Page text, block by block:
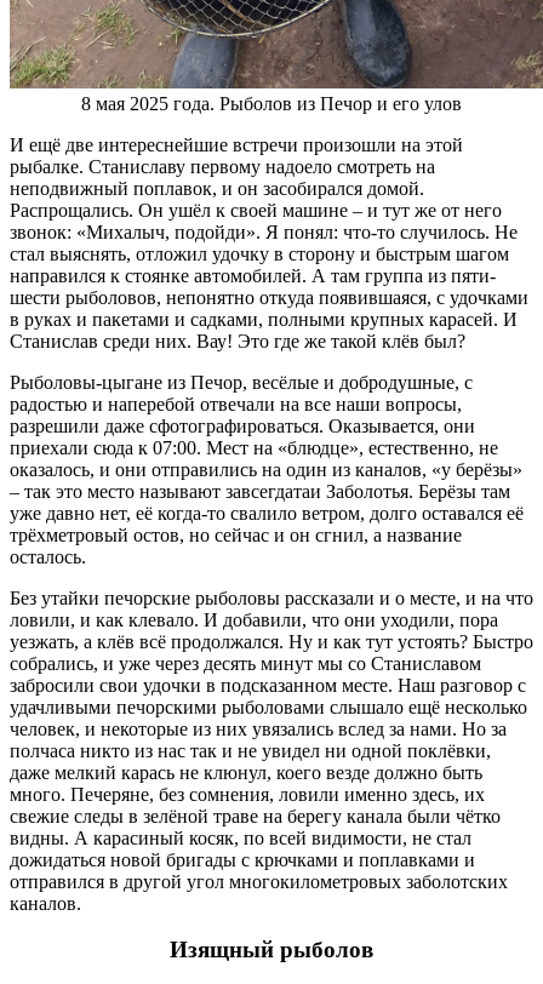
8 мая 2025 года. Рыболов из Печор и его улов
И ещё две интереснейшие встречи произошли на этой
рыбалке. Станиславу первому надоело смотреть на
неподвижный поплавок, и он засобирался домой.
Распрощались. Он ушёл к своей машине – и тут же от него
звонок: «Михалыч, подойди». Я понял: что-то случилось. Не
стал выяснять, отложил удочку в сторону и быстрым шагом
направился к стоянке автомобилей. А там группа из пяти-
шести рыболовов, непонятно откуда появившаяся, с удочками
в руках и пакетами и садками, полными крупных карасей. И
Станислав среди них. Вау! Это где же такой клёв был?
Рыболовы-цыгане из Печор, весёлые и добродушные, с
радостью и наперебой отвечали на все наши вопросы,
разрешили даже сфотографироваться. Оказывается, они
приехали сюда к 07:00. Мест на «блюдце», естественно, не
оказалось, и они отправились на один из каналов, «у берёзы»
– так это место называют завсегдатаи Заболотья. Берёзы там
уже давно нет, её когда-то свалило ветром, долго оставался её
трёхметровый остов, но сейчас и он сгнил, а название
осталось.
Без утайки печорские рыболовы рассказали и о месте, и на что
ловили, и как клевало. И добавили, что они уходили, пора
уезжать, а клёв всё продолжался. Ну и как тут устоять? Быстро
собрались, и уже через десять минут мы со Станиславом
забросили свои удочки в подсказанном месте. Наш разговор с
удачливыми печорскими рыболовами слышало ещё несколько
человек, и некоторые из них увязались вслед за нами. Но за
полчаса никто из нас так и не увидел ни одной поклёвки,
даже мелкий карась не клюнул, коего везде должно быть
много. Печеряне, без сомнения, ловили именно здесь, их
свежие следы в зелёной траве на берегу канала были чётко
видны. А карасиный косяк, по всей видимости, не стал
дожидаться новой бригады с крючками и поплавками и
отправился в другой угол многокилометровых заболотских
каналов.
Изящный рыболов